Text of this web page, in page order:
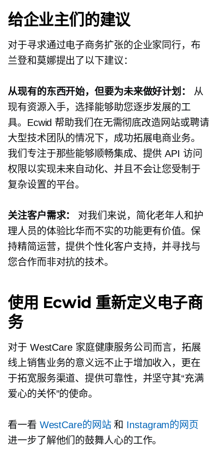
给企业主们的建议
对于寻求通过电子商务扩张的企业家同行，布
兰登和莫娜提出了以下建议：
从现有的东西开始，但要为未来做好计划：
从
现有资源入手，选择能够助您逐步发展的工
具。Ecwid 帮助我们在无需彻底改造网站或聘请
大型技术团队的情况下，成功拓展电商业务。
我们专注于那些能够顺畅集成、提供 API 访问
权限以实现未来自动化、并且不会让您受制于
复杂设置的平台。
关注客户需求：
对我们来说，简化老年人和护
理人员的体验比华而不实的功能更有价值。保
持精简运营，提供个性化客户支持，并寻找与
您合作而非对抗的技术。
使用 Ecwid 重新定义电子商
务
对于 WestCare 家庭健康服务公司而言，拓展
线上销售业务的意义远不止于增加收入，更在
于拓宽服务渠道、提供可靠性，并坚守其“充满
爱心的关怀”的使命。
看一看 WestCare的网站和 Instagram的网页
进一步了解他们的鼓舞人心的工作。